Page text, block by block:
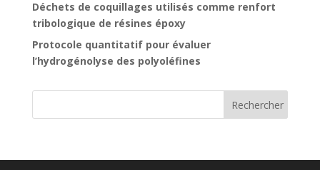
Déchets de coquillages utilisés comme renfort
tribologique de résines époxy
Protocole quantitatif pour évaluer
l’hydrogénolyse des polyoléfines